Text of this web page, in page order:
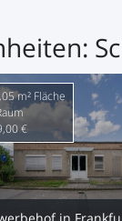
in
m² Fläche
€